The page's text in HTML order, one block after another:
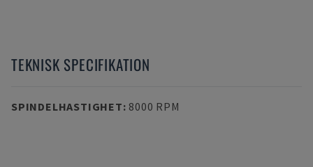
TEKNISK SPECIFIKATION
SPINDELHASTIGHET: 8000 RPM